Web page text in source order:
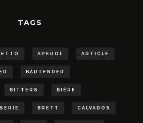
TAGS
APEROL ARTICLE
BARTENDER
BITTERS BIÈRE
BRETT CALVADOS